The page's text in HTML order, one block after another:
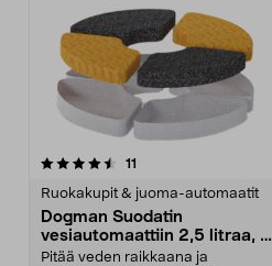
11
Ruokakupit & juoma-automaatit
Dogman Suodatin
vesiautomaattiin 2,5 litraa, 3
kpl
Pitää veden raikkaana ja
4.5 viidestä